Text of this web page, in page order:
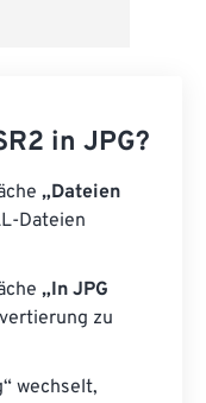
in JPG?
„Dateien
Dateien
„In JPG
zu
wechselt,